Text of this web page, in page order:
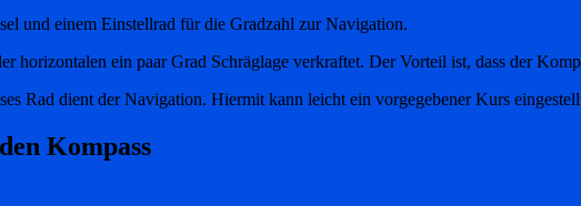
und einem Einstellrad für die Gradzahl zur Navigation.
horizontalen ein paar Grad Schräglage verkraftet. Der Vorteil ist, dass der
Rad dient der Navigation. Hiermit kann leicht ein vorgegebener Kurs
Kompass